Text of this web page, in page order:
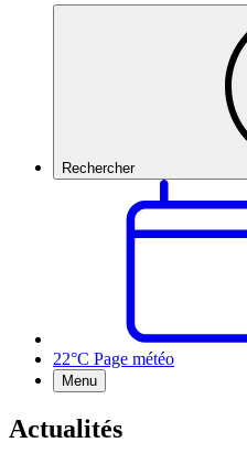
Rechercher
22°C Page météo
Menu
Actualités